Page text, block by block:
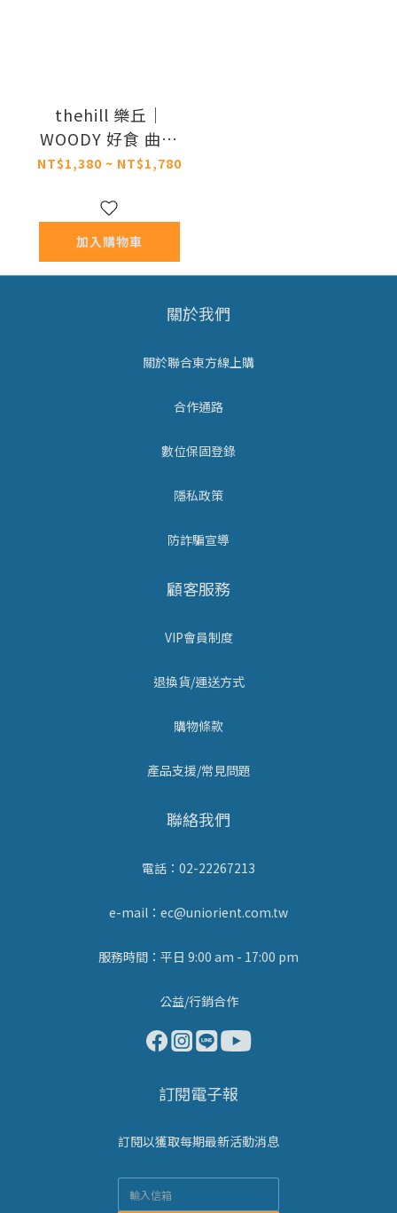
thehill 樂丘｜
WOODY 好食 曲木
寵物食器台
NT$1,380 ~ NT$1,780
加入購物車
關於我們
關於聯合東方線上購
合作通路
數位保固登錄
隱私政策
防詐騙宣導
顧客服務
VIP會員制度
退換貨/運送方式
購物條款
產品支援/常見問題
聯絡我們
電話：02-22267213
e-mail：ec@uniorient.com.tw
服務時間：平日 9:00 am - 17:00 pm
公益/行銷合作
訂閱電子報
訂閱以獲取每期最新活動消息